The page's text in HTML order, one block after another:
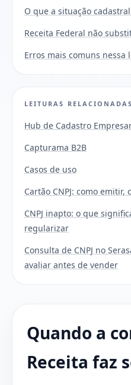
O que a situação
Receita Federal não
Erros mais comuns nessa
LEITURAS RELACIONADAS
Hub de Cadastro
Capturama B2B
Casos de uso
Cartão CNPJ: como
CNPJ inapto: o que
regularizar
Consulta de CNPJ no
avaliar antes de vender
Quando a
Receita faz